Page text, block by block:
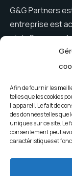
Afin de fournir les
telles que les cookies
l'appareil. Le fait de
des données telles
uniques sur ce site. Le
consentement peut
caractéristiques et
G&G Partners
entreprise est
et du Secours,
Constructions
Menu
Entreprise
Produits